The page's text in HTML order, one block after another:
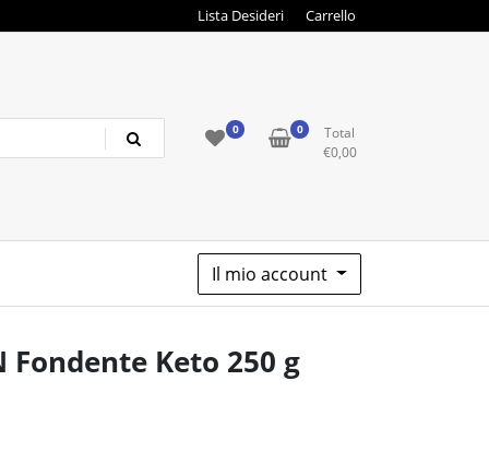
Lista Desideri Carrello
0 0
Total
€0,00
Il mio account
Fondente Keto 250 g